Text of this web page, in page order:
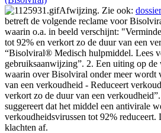
Afwijzing. Zie ook:
betreft de volgende reclame voor
waarin o.a. in beeld verschijnt:
tot 92% en verkort zo de duur van een
“Bisolviral® Medisch hulpmiddel. Lees
gebruiksaanwijzing”. 2. Een uiting op
waarin over Bisolviral onder meer wordt
van een verkoudheid - Reduceert
verkort zo de duur van een
suggereert dat het middel een antivirale
verkoudheidsvirussen tot 92%
klachten af.